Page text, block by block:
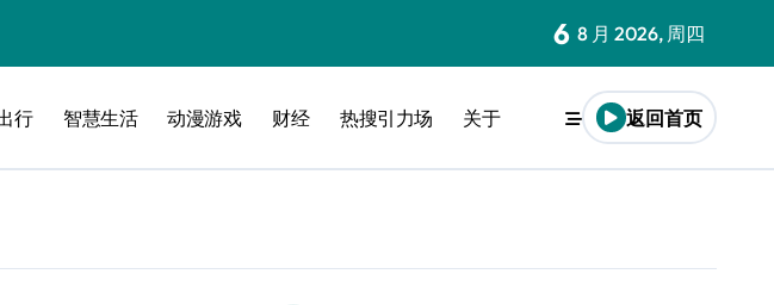
6 8 月 2026, 周四
行 智慧生活 动漫游戏 财经 热搜引力场 关于 返回首页